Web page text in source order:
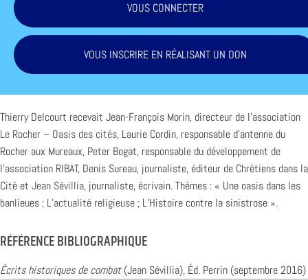
VOUS CONNECTER
VOUS INSCRIRE EN RÉALISANT UN DON
Thierry Delcourt recevait Jean-François Morin, directeur de l’association
Le Rocher – Oasis des cités, Laurie Cordin, responsable d’antenne du
Rocher aux Mureaux, Peter Bogat, responsable du développement de
l’association RIBAT, Denis Sureau, journaliste, éditeur de Chrétiens dans la
Cité et Jean Sévillia, journaliste, écrivain. Thèmes : « Une oasis dans les
banlieues ; L’actualité religieuse ; L’Histoire contre la sinistrose ».
RÉFÉRENCE BIBLIOGRAPHIQUE
Écrits historiques de combat(Jean Sévillia), Éd. Perrin (septembre 2016)